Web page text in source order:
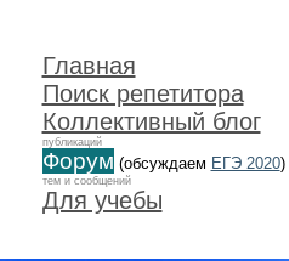
Главная
Поиск репетитора
Коллективный блог
публикаций
Форум (обсуждаем ЕГЭ 2020)
тем и сообщений
Для учебы